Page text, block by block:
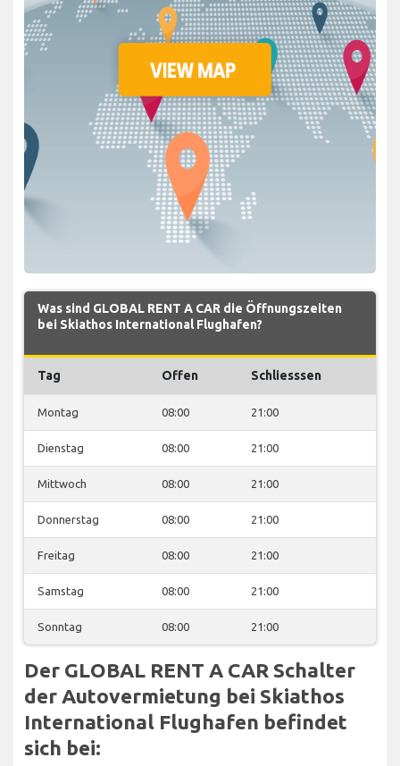
Was sind GLOBAL RENT A CAR die Öffnungszeiten
bei Skiathos International Flughafen?
Tag Offen Schliesssen
Montag 08:00 21:00
Dienstag 08:00 21:00
Mittwoch 08:00 21:00
Donnerstag 08:00 21:00
Freitag 08:00 21:00
Samstag 08:00 21:00
Sonntag 08:00 21:00
Der GLOBAL RENT A CAR Schalter
der Autovermietung bei Skiathos
International Flughafen befindet
sich bei: